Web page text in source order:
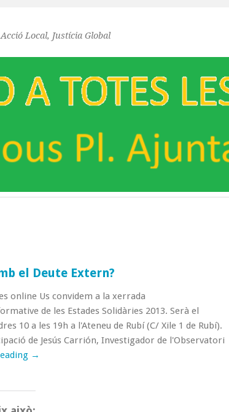
Acció Local, Justícia Global
el Deute Extern?
online Us convidem a la xerrada
de les Estades Solidàries 2013. Serà el
10 a les 19h a l'Ateneu de Rubí (C/ Xile 1 de Rubí).
de Jesús Carrión, Investigador de l'Observatori
→